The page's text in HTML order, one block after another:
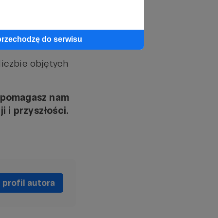
do serwisu
objętych
nam
i przyszłości.
profil autora